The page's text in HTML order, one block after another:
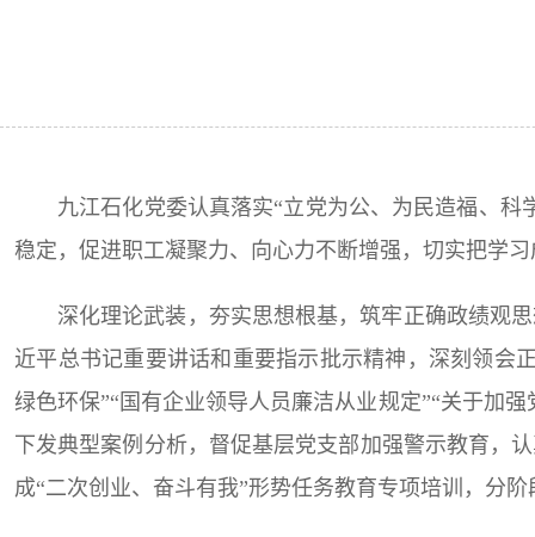
九江石化党委认真落实“立党为公、为民造福、
稳定，促进职工凝聚力、向心力不断增强，切实把学
深化理论武装，夯实思想根基，筑牢正确政绩观
近平总书记重要讲话和重要指示批示精神，深刻领会
绿色环保”“国有企业领导人员廉洁从业规定”“关于加
下发典型案例分析，督促基层党支部加强警示教育，
成“二次创业、奋斗有我”形势任务教育专项培训，分